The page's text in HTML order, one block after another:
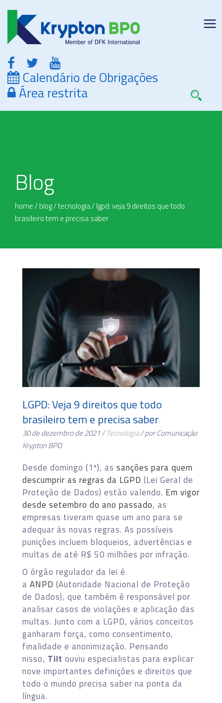
Calendário de Obrigações
Área restrita
Blog
home/blog/tecnologia/lgpd: veja 9 direitos que todo
brasileiro tem e precisa saber
LGPD: Veja 9 direitos que todo
brasileiro tem e precisa saber
30 de dezembro de 2021 /Tecnologia/ por Comunicação
Krypton BPO
Desde domingo (1º), as sanções para quem
descumprir as regras da LGPD (Lei Geral de
Proteção de Dados) estão valendo. Em vigor
desde setembro do ano passado, as
empresas tiveram quase um ano para se
adequar às novas regras. As possíveis
punições incluem bloqueios, advertências e
multas de até R$ 50 milhões por infração.
O órgão regulador da lei é
a ANPD (Autoridade Nacional de Proteção
de Dados), que também é responsável por
analisar casos de violações e aplicação das
multas. Junto com a LGPD, vários conceitos
ganharam força, como consentimento,
finalidade e anonimização. Pensando
nisso, Tilt ouviu especialistas para explicar
nove importantes definições e direitos que
todo o mundo precisa saber na ponta da
língua.